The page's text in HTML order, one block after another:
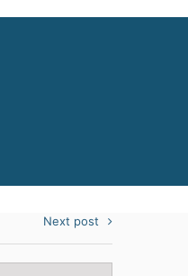
Next post